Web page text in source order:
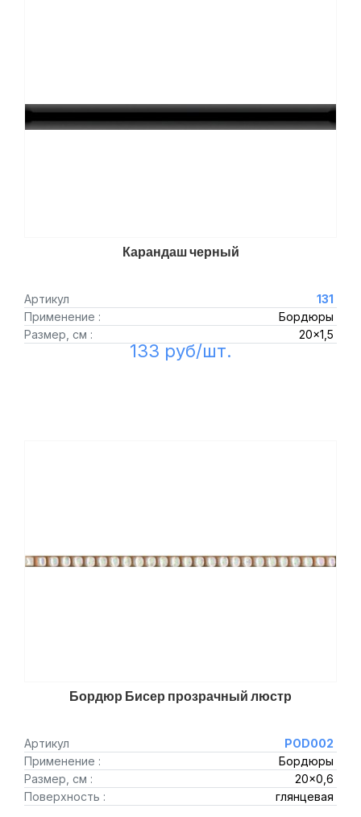
Карандаш черный
Артикул
131
Применение :
Бордюры
Размер, см :
20x1,5
133 руб/шт.
Бордюр Бисер прозрачный люстр
Артикул
POD002
Применение :
Бордюры
Размер, см :
20x0,6
Поверхность :
глянцевая